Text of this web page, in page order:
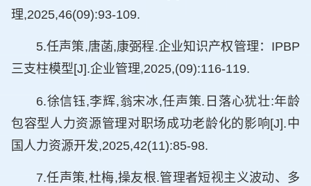
理,2025,46(09):93-109.
5.任声策,唐菡,康弼程.企业知识产权管理：IPBP
三支柱模型[J].企业管理,2025,(09):116-119.
6.徐信钰,李辉,翁宋冰,任声策.日落心犹壮:年龄
包容型人力资源管理对职场成功老龄化的影响[J].中
国人力资源开发,2025,42(11):85-98.
7.任声策,杜梅,操友根.管理者短视主义波动、多